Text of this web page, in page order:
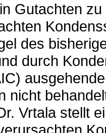
Gutachten
des
durch
nicht
Vrtala stellt